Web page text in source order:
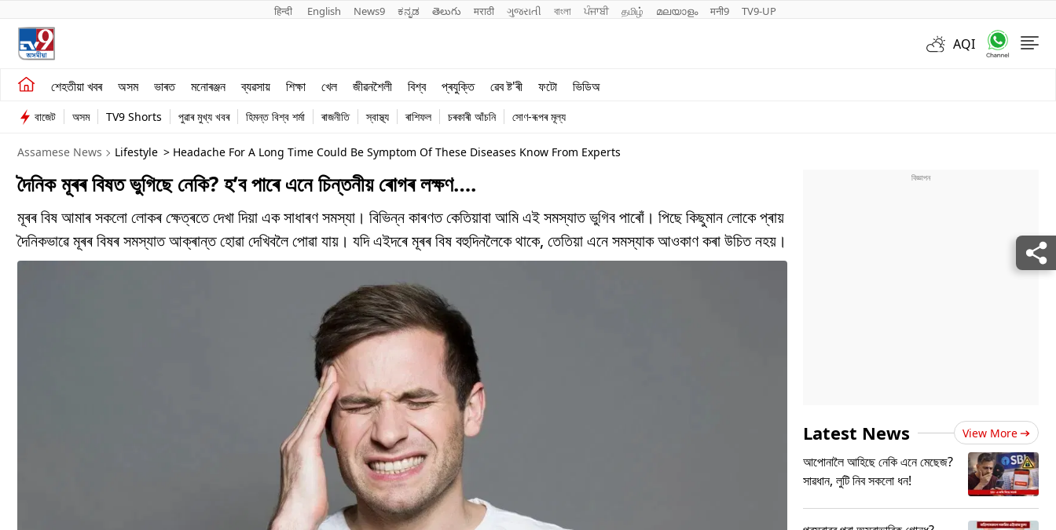
हिन्दी English News9 ಕನ್ನಡ తెలుగు मराठी ગુજરાતી বাংলা ਪੰਜਾਬੀ தமிழ் മലയാളം मनी9 TV9-UP
AQI
শেহতীয়া খবৰ অসম ভাৰত মনোৰঞ্জন ব্যৱসায় শিক্ষা খেল জীৱনশৈলী বিশ্ব প্ৰযুক্তি ৱেব ষ্ট'ৰী ফটো ভিডিঅ
শেহতীয়া খবৰ
অসম
ভাৰত
ব্যৱসায়
খেল
জীৱনশৈলী
বাজেট অসম TV9 Shorts পুৱাৰ মুখ্য খবৰ হিমন্ত বিশ্ব শৰ্মা ৰাজনীতি স্বাস্থ্য ৰাশিফল চৰকাৰী আঁচনি সোণ-ৰূপৰ মূল্য
Assamese News Lifestyle > Headache For A Long Time Could Be Symptom Of These Diseases Know From Experts
দৈনিক মূৰৰ বিষত ভুগিছে নেকি? হ’ব পাৰে এনে চিন্তনীয় ৰোগৰ লক্ষণ….
মূৰৰ বিষ আমাৰ সকলো লোকৰ ক্ষেত্ৰতে দেখা দিয়া এক সাধাৰণ সমস্যা। বিভিন্ন কাৰণত কেতিয়াবা আমি এই সমস্যাত ভুগিব পাৰোঁ। পিছে কিছুমান লোকে প্ৰায়
দৈনিকভাৱে মূৰৰ বিষৰ সমস্যাত আক্ৰান্ত হোৱা দেখিবলৈ পোৱা যায়। যদি এইদৰে মূৰৰ বিষ বহুদিনলৈকে থাকে, তেতিয়া এনে সমস্যাক আওকাণ কৰা উচিত নহয়।
Latest News View More
আপোনালৈ আহিছে নেকি এনে মেছেজ?
সাৱধান, লুটি নিব সকলো ধন!